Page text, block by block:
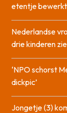
etentje
Nederlandse
drie kinderen
‘NPO schorst
dickpic’
Jongetje (3)